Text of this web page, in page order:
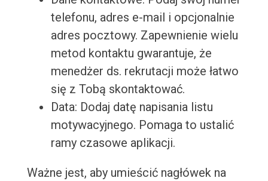
telefonu, adres e-mail i opcjonalnie
adres pocztowy. Zapewnienie wielu
metod kontaktu gwarantuje, że
menedżer ds. rekrutacji może łatwo
się z Tobą skontaktować.
Data: Dodaj datę napisania listu
motywacyjnego. Pomaga to ustalić
ramy czasowe aplikacji.
Ważne jest, aby umieścić nagłówek na